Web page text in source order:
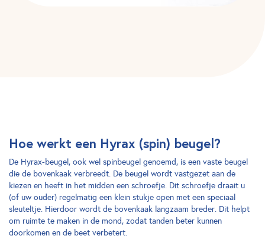
Hoe werkt een Hyrax (spin) beugel?
De Hyrax-beugel, ook wel spinbeugel genoemd, is een vaste beugel
die de bovenkaak verbreedt. De beugel wordt vastgezet aan de
kiezen en heeft in het midden een schroefje. Dit schroefje draait u
(of uw ouder) regelmatig een klein stukje open met een speciaal
sleuteltje. Hierdoor wordt de bovenkaak langzaam breder. Dit helpt
om ruimte te maken in de mond, zodat tanden beter kunnen
doorkomen en de beet verbetert.